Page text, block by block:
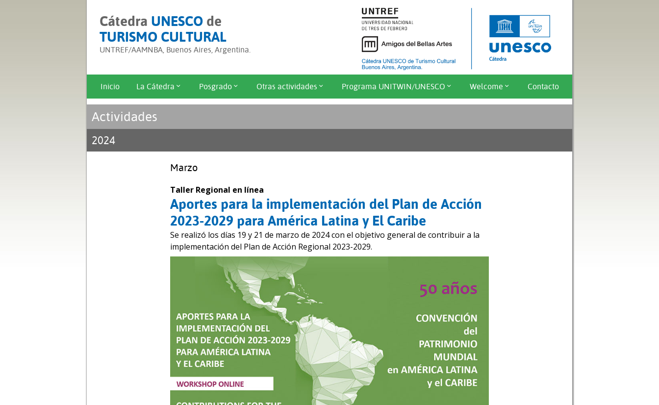
Cátedra UNESCO de
TURISMO CULTURAL
UNTREF/AAMNBA, Buenos Aires, Argentina.
Inicio La Cátedra Posgrado Otras actividades Programa UNITWIN/UNESCO Welcome Contacto
Actividades
2024
Marzo
Taller Regional en línea
Aportes para la implementación del Plan de Acción
2023-2029 para América Latina y El Caribe
Se realizó los días 19 y 21 de marzo de 2024 con el objetivo general de contribuir a la
implementación del Plan de Acción Regional 2023-2029.